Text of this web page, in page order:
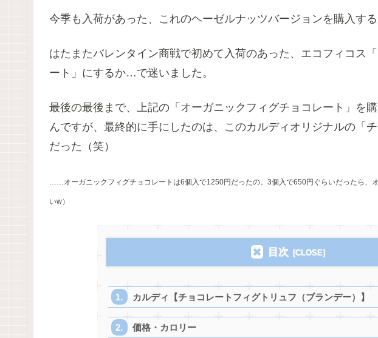
今季も入荷があった、これのヘーゼルナッツバージョンを購入す
はたまたバレンタイン商戦で初めて入荷のあった、エコフィコス
ート」にするか…で迷いました。
最後の最後まで、上記の「オーガニックフィグチョコレート」を
んですが、最終的に手にしたのは、このカルディオリジナルの「
だった（笑）
……オーガニックフィグチョコレートは6個入で1250円だったの。3個入で650円ぐらいだったら、
いw）
目次
カルディ【チョコレートフィグトリュフ（ブランデー）】
価格・カロリー